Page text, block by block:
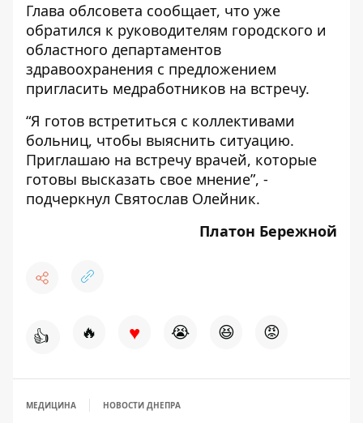
Глава облсовета сообщает, что уже
обратился к руководителям городского и
областного департаментов
здравоохранения с предложением
пригласить медработников на встречу.
“Я готов встретиться с коллективами
больниц, чтобы выяснить ситуацию.
Приглашаю на встречу врачей, которые
готовы высказать свое мнение”, -
подчеркнул Святослав Олейник.
Платон Бережной
👍 🔥 ♥ 😭 😆 😡
МЕДИЦИНА НОВОСТИ ДНЕПРА